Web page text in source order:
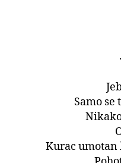
Samo se
Kurac umotan